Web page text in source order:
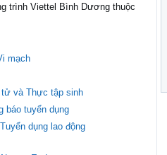
trình Viettel Bình Dương thuộc
mạch
tử và Thực tập sinh
báo tuyển dụng
dụng lao động